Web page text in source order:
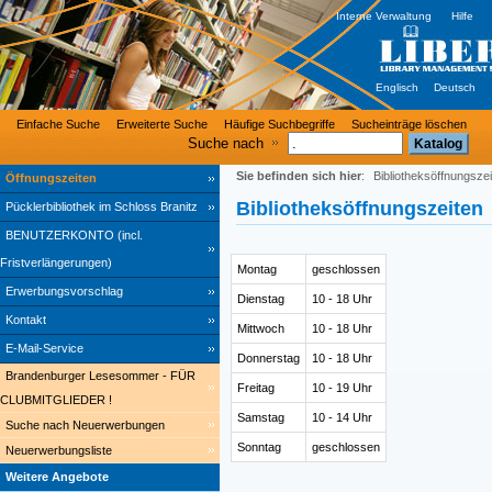
Öffnungszeiten
Pücklerbibliothek im Schloss Branitz
BENUTZERKONTO (incl.
Fristverlängerungen)
Erwerbungsvorschlag
Kontakt
E-Mail-Service
Einfache Suche Erweiterte Suche Häufige Suchbegriffe Sucheinträge löschen
Interne Verwaltung Hilfe
Englisch Deutsch
Brandenburger Lesesommer - FÜR
CLUBMITGLIEDER !
Suche nach Neuerwerbungen
Neuerwerbungsliste
Weitere Angebote
Sie befinden sich hier:
Bibliotheksöffnungszeiten
Montag geschlossen
Dienstag 10 - 18 Uhr
Mittwoch 10 - 18 Uhr
Donnerstag 10 - 18 Uhr
Freitag 10 - 19 Uhr
Samstag 10 - 14 Uhr
Sonntag geschlossen
Suche nach